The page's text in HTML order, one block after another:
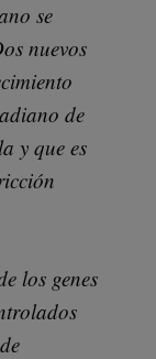
se
nuevos
de
y que es
los genes